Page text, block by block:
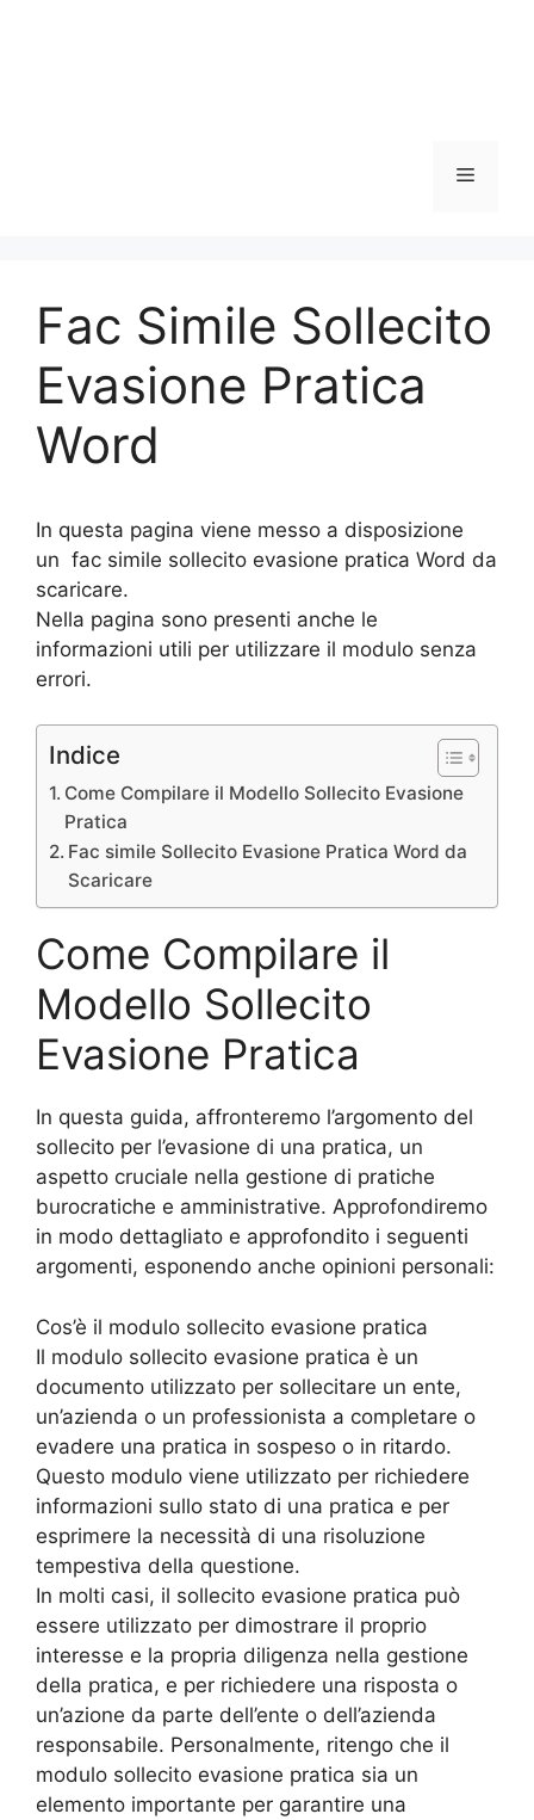
Menu
Fac Simile Sollecito
Evasione Pratica
Word
In questa pagina viene messo a disposizione
un fac simile sollecito evasione pratica Word da
scaricare.
Nella pagina sono presenti anche le
informazioni utili per utilizzare il modulo senza
errori.
Indice
Come Compilare il Modello Sollecito Evasione
Pratica
Fac simile Sollecito Evasione Pratica Word da
Scaricare
Come Compilare il
Modello Sollecito
Evasione Pratica
In questa guida, affronteremo l’argomento del
sollecito per l’evasione di una pratica, un
aspetto cruciale nella gestione di pratiche
burocratiche e amministrative. Approfondiremo
in modo dettagliato e approfondito i seguenti
argomenti, esponendo anche opinioni personali:
Cos’è il modulo sollecito evasione pratica
Il modulo sollecito evasione pratica è un
documento utilizzato per sollecitare un ente,
un’azienda o un professionista a completare o
evadere una pratica in sospeso o in ritardo.
Questo modulo viene utilizzato per richiedere
informazioni sullo stato di una pratica e per
esprimere la necessità di una risoluzione
tempestiva della questione.
In molti casi, il sollecito evasione pratica può
essere utilizzato per dimostrare il proprio
interesse e la propria diligenza nella gestione
della pratica, e per richiedere una risposta o
un’azione da parte dell’ente o dell’azienda
responsabile. Personalmente, ritengo che il
modulo sollecito evasione pratica sia un
elemento importante per garantire una